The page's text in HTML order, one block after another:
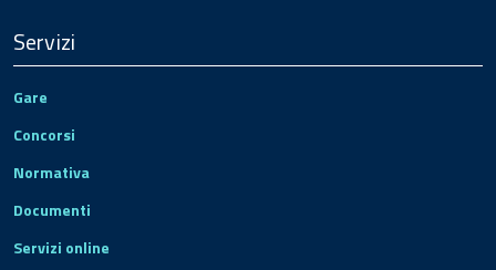
Servizi
Gare
Concorsi
Normativa
Documenti
Servizi online